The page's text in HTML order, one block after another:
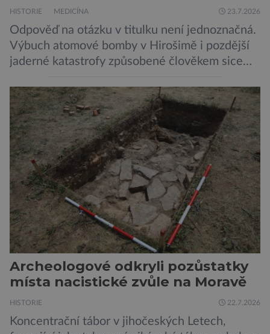
HISTORIE MEDICÍNA 23.7.2026
Odpověď na otázku v titulku není jednoznačná.
Výbuch atomové bomby v Hirošimě i pozdější
jaderné katastrofy způsobené člověkem sice
slabší a dlouhodobé záření poškozuje DNA.
Přesto není stále zcela jasné, nakolik se mutace
vzniklé ozářením přenášejí na potomstvo. Před
pěti lety, těsně před 35. výročím výbuchu
Černobylské jaderné elektrárny, […]
Archeologové odkryli pozůstatky
místa nacistické zvůle na Moravě
HISTORIE 22.7.2026
Koncentrační tábor v jihočeských Letech,